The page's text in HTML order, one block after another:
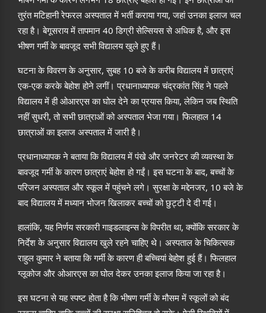
तुरंत मटिहानी रेफरल अस्पताल में भर्ती कराया गया, जहां उनका इलाज चल
रहा है। बेगूसराय में तापमान 40 डिग्री सेल्सियस से अधिक है, और इस
भीषण गर्मी के बावजूद सभी विद्यालय खुले हुए हैं।
घटना के विवरण के अनुसार, सुबह 10 बजे के करीब विद्यालय में छात्राएं
एक-एक करके बेहोश होने लगीं। प्रधानाध्यापक चंद्रकांत सिंह ने पहले
विद्यालय में ही ओआरएस का घोल देने का प्रयास किया, लेकिन जब स्थिति
नहीं सुधरी, तो सभी छात्राओं को अस्पताल भेजा गया। फिलहाल 14
छात्राओं का इलाज अस्पताल में जारी है।
प्रधानाध्यापक ने बताया कि विद्यालय में पंखे और जनरेटर की व्यवस्था के
बावजूद गर्मी के कारण छात्राएं बेहोश हो गईं। इस घटना के बाद, बच्चों के
परिजन अस्पताल और स्कूल में पहुंचने लगे। सुरक्षा के मद्देनजर, 10 बजे के
बाद विद्यालय में मध्यान भोजन खिलाकर बच्चों को छुट्टी दे दी गई।
हालांकि, यह निर्णय सरकारी गाइडलाइन्स के विपरीत था, क्योंकि सरकार के
निर्देश के अनुसार विद्यालय खुले रहने चाहिए थे। अस्पताल के चिकित्सक
राहुल कुमार ने बताया कि गर्मी के कारण ही बच्चियां बेहोश हुई हैं। फिलहाल
ग्लूकोज और ओआरएस का घोल देकर उनका इलाज किया जा रहा है।
इस घटना से यह स्पष्ट होता है कि भीषण गर्मी के मौसम में स्कूलों को बंद